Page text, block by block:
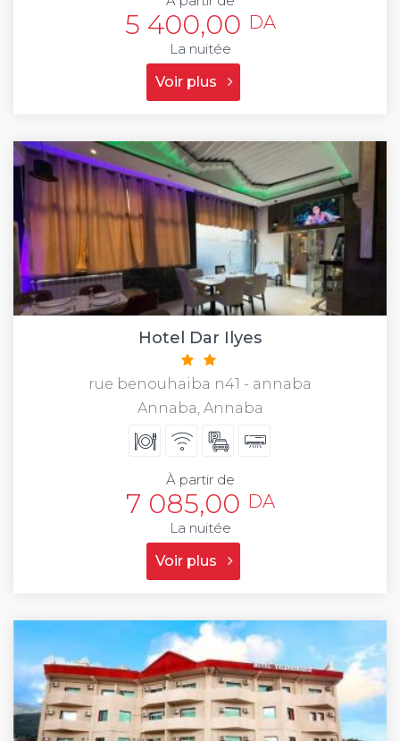
5 400,00 DA
La nuitée
Voir plus
Hotel Dar Ilyes
rue benouhaiba n41 - annaba
Annaba, Annaba
À partir de
7 085,00 DA
La nuitée
Voir plus